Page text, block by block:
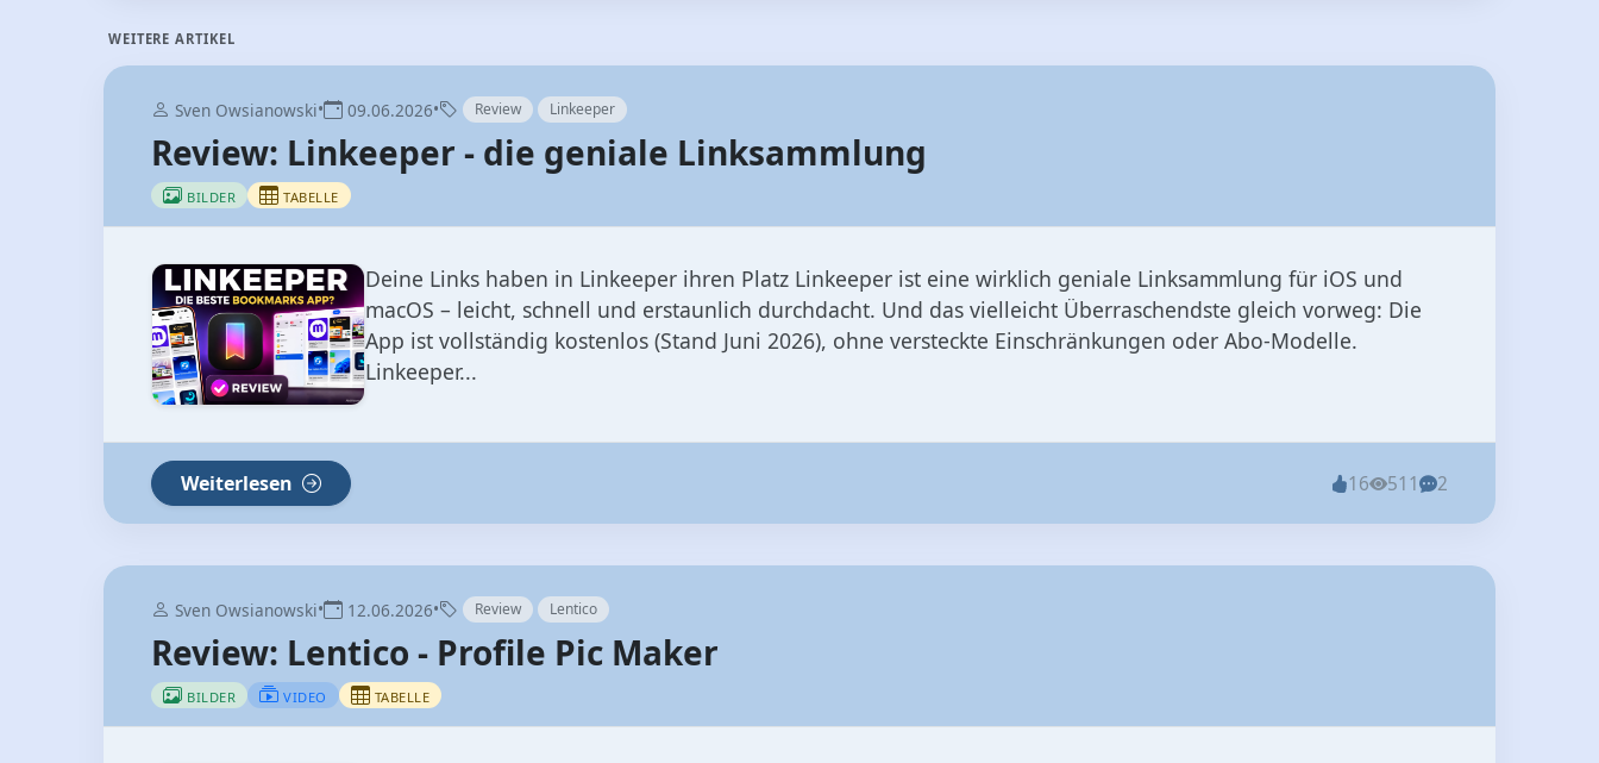
WEITERE ARTIKEL
Sven Owsianowski• 09.06.2026• Review Linkeeper
Review: Linkeeper - die geniale Linksammlung
BILDER TABELLE
Deine Links haben in Linkeeper ihren Platz Linkeeper ist eine wirklich geniale Linksammlung für iOS und
macOS – leicht, schnell und erstaunlich durchdacht. Und das vielleicht Überraschendste gleich vorweg: Die
App ist vollständig kostenlos (Stand Juni 2026), ohne versteckte Einschränkungen oder Abo‑Modelle.
Linkeeper...
Weiterlesen 16 511 2
Sven Owsianowski• 12.06.2026• Review Lentico
Review: Lentico - Profile Pic Maker
BILDER VIDEO TABELLE